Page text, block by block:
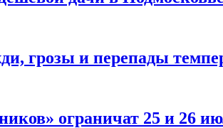
грозы и перепады
ограничат 25 и 26